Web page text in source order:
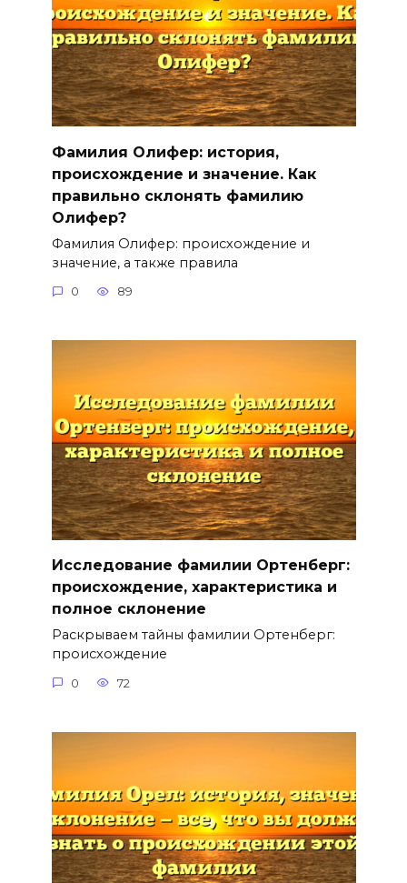
Фамилия Олифер: история,
происхождение и значение. Как
правильно склонять фамилию
Олифер?
Фамилия Олифер: происхождение и
значение, а также правила
0 89
Исследование фамилии Ортенберг:
происхождение, характеристика и
полное склонение
Раскрываем тайны фамилии Ортенберг:
происхождение
0 72